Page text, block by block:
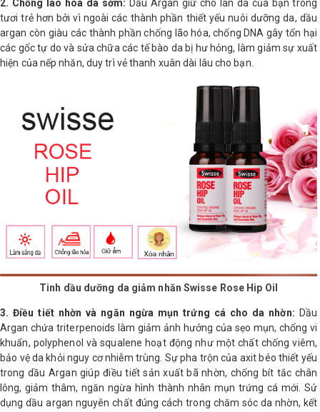
2. Chống lão hóa da sớm: Dầu Argan giữ cho làn da của bạn trông
tươi trẻ hơn bởi vì ngoài các thành phần thiết yếu nuôi dưỡng da, dầu
argan còn giàu các thành phần chống lão hóa, chống DNA gây tổn hại
các gốc tự do và sửa chữa các tế bào da bị hư hỏng, làm giảm sự xuất
hiện của nếp nhăn, duy trì vẻ thanh xuân dài lâu cho bạn.
Tinh dầu dưỡng da giảm nhăn Swisse Rose Hip Oil
3. Điều tiết nhờn và ngăn ngừa mụn trứng cá cho da nhờn: Dầu
Argan chứa triterpenoids làm giảm ảnh hưởng của sẹo mụn, chống vi
khuẩn, polyphenol và squalene hoạt động như một chất chống viêm,
bảo vệ da khỏi nguy cơ nhiễm trùng. Sự pha trộn của axit béo thiết yếu
trong dầu Argan giúp điều tiết sản xuất bã nhờn, chống bít tắc chân
lông, giảm thâm, ngăn ngừa hình thành nhân mụn trứng cá mới. Sử
dụng dầu argan nguyên chất đúng cách trong chăm sóc da nhờn, kết